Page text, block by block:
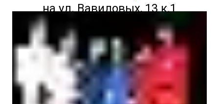
на ул. Вавиловых, 13 к.1